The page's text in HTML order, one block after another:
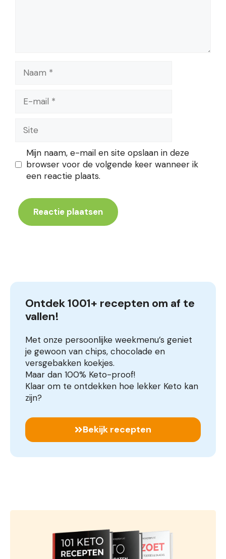
mail
Mijn naam, e-mail en site opslaan in deze
browser voor de volgende keer wanneer ik
een reactie plaats.
Ontdek 1001+ recepten om af te
vallen!
Met onze persoonlijke weekmenu’s geniet
je gewoon van chips, chocolade en
versgebakken koekjes.
Maar dan 100% Keto-proof!
Klaar om te ontdekken hoe lekker Keto kan
zijn?
Bekijk recepten